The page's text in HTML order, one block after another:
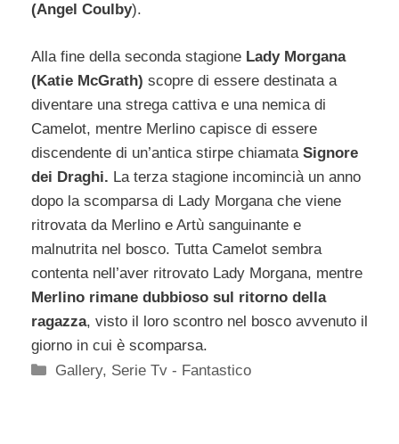
(Angel Coulby).
Alla fine della seconda stagione Lady Morgana
(Katie McGrath) scopre di essere destinata a
diventare una strega cattiva e una nemica di
Camelot, mentre Merlino capisce di essere
discendente di un’antica stirpe chiamata Signore
dei Draghi. La terza stagione incomincià un anno
dopo la scomparsa di Lady Morgana che viene
ritrovata da Merlino e Artù sanguinante e
malnutrita nel bosco. Tutta Camelot sembra
contenta nell’aver ritrovato Lady Morgana, mentre
Merlino rimane dubbioso sul ritorno della
ragazza, visto il loro scontro nel bosco avvenuto il
giorno in cui è scomparsa.
Categorie
Gallery, Serie Tv - Fantastico